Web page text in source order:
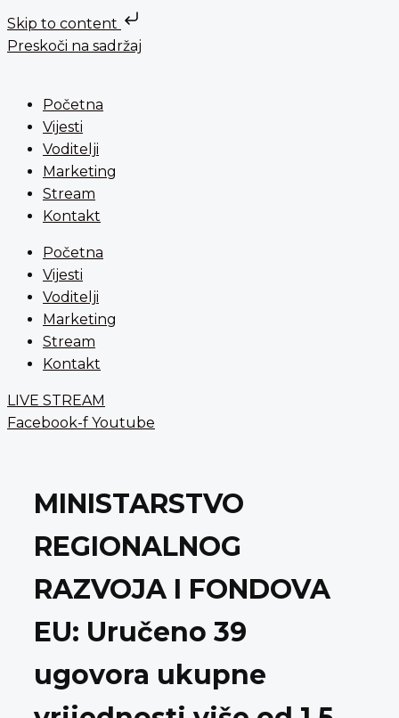
Skip to content
Preskoči na sadržaj
Početna
Vijesti
Voditelji
Marketing
Stream
Kontakt
Početna
Vijesti
Voditelji
Marketing
Stream
Kontakt
LIVE STREAM
Facebook-f Youtube
MINISTARSTVO
REGIONALNOG
RAZVOJA I FONDOVA
EU: Uručeno 39
ugovora ukupne